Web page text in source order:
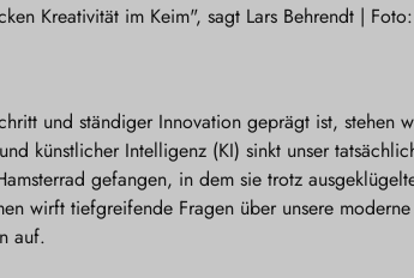
Kreativität im Keim", sagt Lars Behrendt |
und ständiger Innovation geprägt ist, stehen
künstlicher Intelligenz (KI) sinkt unser
gefangen, in dem sie trotz
wirft tiefgreifende Fragen über unsere
auf.